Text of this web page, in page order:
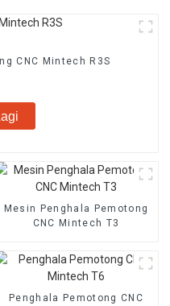
CNC Mintech R3S
Mesin Penghala Pemotong
CNC Mintech T3
Penghala Pemotong CNC